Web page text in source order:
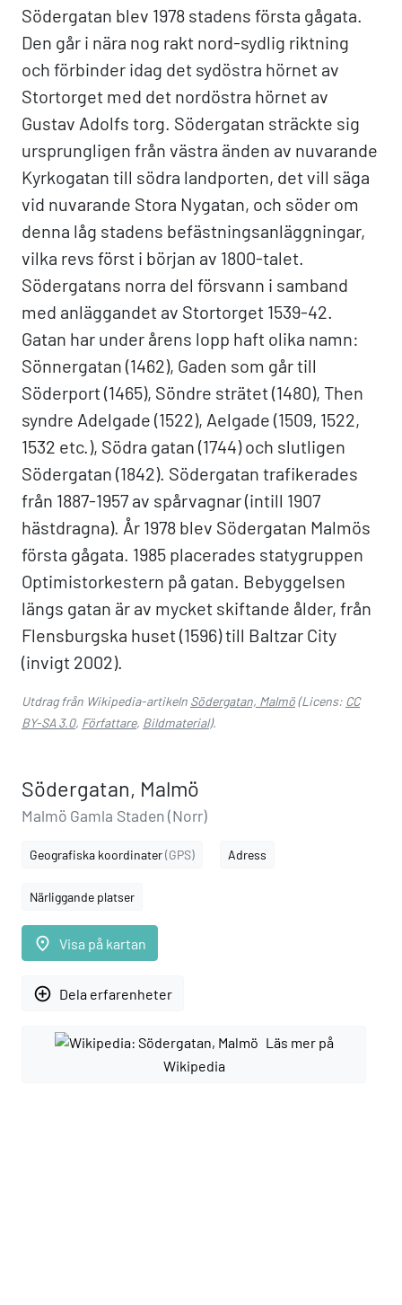
Södergatan blev 1978 stadens första gågata.
Den går i nära nog rakt nord-sydlig riktning
och förbinder idag det sydöstra hörnet av
Stortorget med det nordöstra hörnet av
Gustav Adolfs torg. Södergatan sträckte sig
ursprungligen från västra änden av nuvarande
Kyrkogatan till södra landporten, det vill säga
vid nuvarande Stora Nygatan, och söder om
denna låg stadens befästningsanläggningar,
vilka revs först i början av 1800-talet.
Södergatans norra del försvann i samband
med anläggandet av Stortorget 1539-42.
Gatan har under årens lopp haft olika namn:
Sönnergatan (1462), Gaden som går till
Söderport (1465), Söndre strätet (1480), Then
syndre Adelgade (1522), Aelgade (1509, 1522,
1532 etc.), Södra gatan (1744) och slutligen
Södergatan (1842). Södergatan trafikerades
från 1887-1957 av spårvagnar (intill 1907
hästdragna). År 1978 blev Södergatan Malmös
första gågata. 1985 placerades statygruppen
Optimistorkestern på gatan. Bebyggelsen
längs gatan är av mycket skiftande ålder, från
Flensburgska huset (1596) till Baltzar City
(invigt 2002).
Utdrag från Wikipedia-artikeln Södergatan, Malmö(Licens: CC
BY-SA 3.0, Författare, Bildmaterial).
Södergatan, Malmö
Malmö Gamla Staden (Norr)
Geografiska koordinater(GPS) Adress
Närliggande platser
place Visa på kartan
add_circle_outline Dela erfarenheter
Läs mer på
Wikipedia